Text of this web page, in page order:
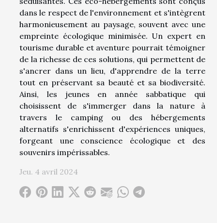
dans le respect de l'environnement et s'intègrent
harmonieusement au paysage, souvent avec une
empreinte écologique minimisée. Un expert en
tourisme durable et aventure pourrait témoigner
de la richesse de ces solutions, qui permettent de
s'ancrer dans un lieu, d'apprendre de la terre
tout en préservant sa beauté et sa biodiversité.
Ainsi, les jeunes en année sabbatique qui
choisissent de s'immerger dans la nature à
travers le camping ou des hébergements
alternatifs s'enrichissent d'expériences uniques,
forgeant une conscience écologique et des
souvenirs impérissables.
Jeu. 4 avril 2024